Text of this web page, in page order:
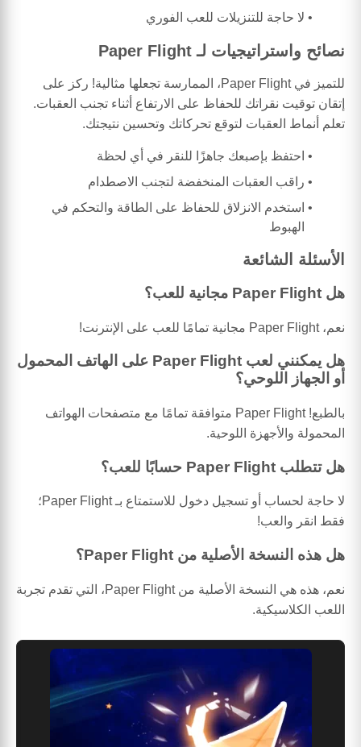
لا حاجة للتنزيلات للعب الفوري
نصائح واستراتيجيات لـ Paper Flight
للتميز في Paper Flight، الممارسة تجعلها مثالية! ركز على
إتقان توقيت نقراتك للحفاظ على الارتفاع أثناء تجنب العقبات.
تعلم أنماط العقبات لتوقع تحركاتك وتحسين نتيجتك.
احتفظ بإصبعك جاهزًا للنقر في أي لحظة
راقب العقبات المنخفضة لتجنب الاصطدام
استخدم الانزلاق للحفاظ على الطاقة والتحكم في
الهبوط
الأسئلة الشائعة
هل Paper Flight مجانية للعب؟
نعم، Paper Flight مجانية تمامًا للعب على الإنترنت!
هل يمكنني لعب Paper Flight على الهاتف المحمول
أو الجهاز اللوحي؟
بالطبع! Paper Flight متوافقة تمامًا مع متصفحات الهواتف
المحمولة والأجهزة اللوحية.
هل تتطلب Paper Flight حسابًا للعب؟
لا حاجة لحساب أو تسجيل دخول للاستمتاع بـ Paper Flight؛
فقط انقر والعب!
هل هذه النسخة الأصلية من Paper Flight؟
نعم، هذه هي النسخة الأصلية من Paper Flight، التي تقدم تجربة
اللعب الكلاسيكية.